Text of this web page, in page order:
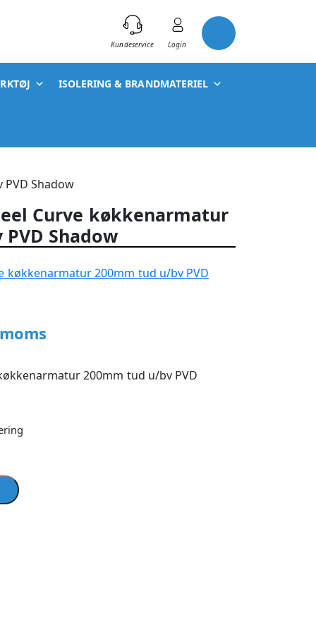
Kundeservice Login
ISOLERING & BRANDMATERIEL
Shadow
Curve køkkenarmatur
Shadow
200mm tud u/bv PVD